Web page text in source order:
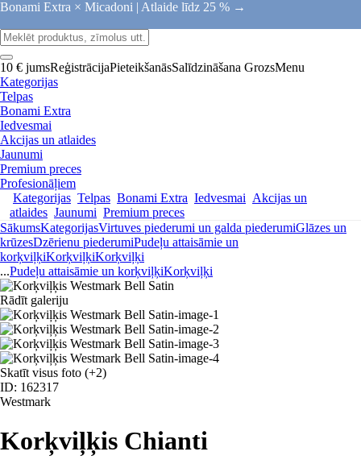
Bonami Extra × Micadoni | Atlaide līdz 25 % →
10 € jumsReģistrācijaPieteikšanāsSalīdzināšana GrozsMenu
Kategorijas
Telpas
Bonami Extra
Iedvesmai
Akcijas un atlaides
Jaunumi
Premium preces
Profesionāļiem
Kategorijas Telpas Bonami Extra Iedvesmai Akcijas un
atlaides Jaunumi Premium preces
SākumsKategorijasVirtuves piederumi un galda piederumiGlāzes un
krūzesDzērienu piederumiPudeļu attaisāmie un
korķviļķiKorķviļķiKorķviļķi
...Pudeļu attaisāmie un korķviļķiKorķviļķi
Rādīt galeriju
Skatīt visus foto (+2)
ID: 162317
Westmark
Korķviļķis Chianti